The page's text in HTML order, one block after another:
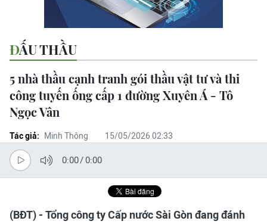
ĐẤU THẦU
5 nhà thầu cạnh tranh gói thầu vật tư và thi
công tuyến ống cấp 1 đường Xuyên Á - Tô
Ngọc Vân
Tác giả: Minh Thông 15/05/2026 02:33
0:00/0:00
(BĐT) - Tổng công ty Cấp nước Sài Gòn đang đánh